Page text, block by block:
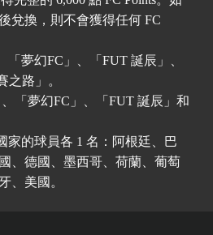
兌換，則不會獲得任何 FC
「夢幻FC」、「FUT 誕辰」、
之路」。
「夢幻FC」、「FUT 誕辰」和
家的球員各 1 名：阿根廷、巴
、德國、墨西哥、荷蘭、葡萄
、美國。